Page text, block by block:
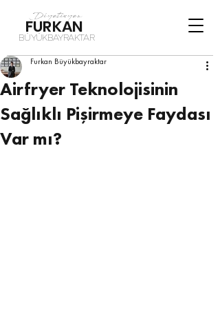
Diyetisyen
FURKAN
BÜYÜKBAYRAKTAR
Airfryer Teknolojisinin
Sağlıklı Pişirmeye Faydası
Var mı?
Furkan Büyükbayraktar